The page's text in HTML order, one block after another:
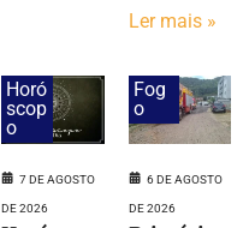
Ler mais »
Horó
scop
o
7 DE AGOSTO
DE 2026
Fog
o
6 DE AGOSTO
DE 2026